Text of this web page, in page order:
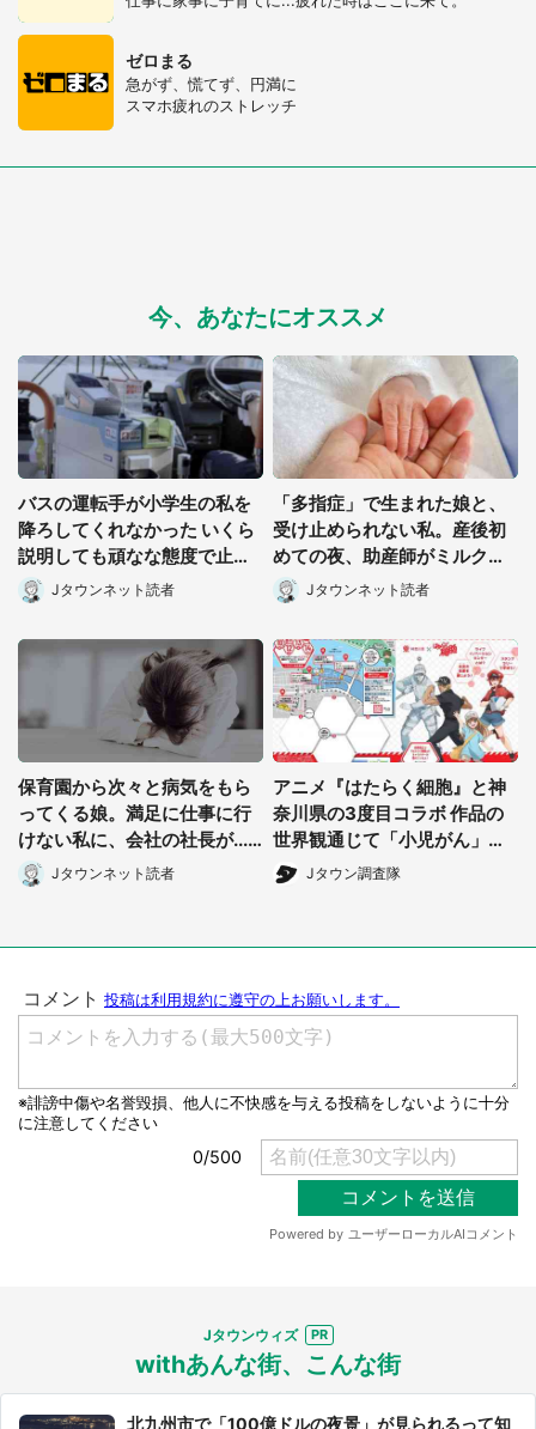
都道府選択
ゼロまる
急がず、慌てず、円満に
スマホ疲れのストレッチ
今、あなたにオススメ
バスの運転手が小学生の私を
降ろしてくれなかった いくら
説明しても頑なな態度で止め
られ(北海道・50代女性)
Jタウンネット読者
「多指症」で生まれた娘と、
受け止められない私。産後初
めての夜、助産師がミルクを
あげてるのを見て...(静岡県・
20代女性)
Jタウンネット読者
保育園から次々と病気をもら
ってくる娘。満足に仕事に行
けない私に、会社の社長が...
(宮城県・30代女性)
Jタウンネット読者
アニメ『はたらく細胞』と神
奈川県の3度目コラボ 作品の
世界観通じて「小児がん」学
べる【8/10~31※平日限定】
Jタウン調査隊
Jタウンウィズ
withあんな街、こんな街
北九州市で「100億ドルの夜景」が見られるって知